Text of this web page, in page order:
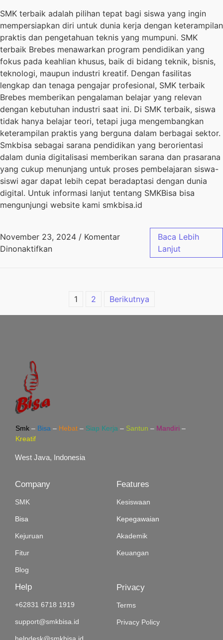
SMK terbaik adalah pilihan tepat bagi siswa yang ingin
mempersiapkan diri untuk dunia kerja dengan keterampilan
praktis dan pengetahuan teknis yang mumpuni. SMK
terbaik Brebes menawarkan program pendidikan yang
fokus pada keahlian khusus, baik di bidang teknik, bisnis,
teknologi, maupun industri kreatif. Dengan fasilitas
lengkap dan tenaga pengajar profesional, SMK terbaik
Brebes memberikan pengalaman belajar yang relevan
dengan kebutuhan industri saat ini. Di SMK terbaik, siswa
tidak hanya belajar teori, tetapi juga mengembangkan
keterampilan praktis yang berguna dalam berbagai sektor.
Smkbisa sebagai sarana pendidikan yang berorientasi
dalam dunia digitalisasi memberikan sarana dan prasarana
yang cukup menunjang untuk proses pembelajaran siswa-
siswi agar dapat lebih cepat beradaptasi dengan dunia
digital. Untuk informasi lanjut tentang SMKBisa bisa
mengunjungi website kami smkbisa.id
November 23, 2024 / Komentar
Dinonaktifkan
Baca Lebih
Lanjut
1 2 Berikutnya
Smk – Bisa – Hebat – Siap Kerja – Santun – Mandiri –
Kreatif
West Java, Indonesia
Company
SMK
Bisa
Kejuruan
Fitur
Blog
Features
Kesiswaan
Kepegawaian
Akademik
Keuangan
Help
+62831 6718 1919
support@smkbisa.id
Privacy
Terms
Privacy Policy